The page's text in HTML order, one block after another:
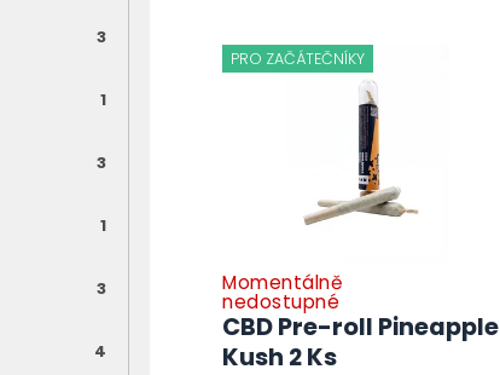
3
1
3
1
3
4
PRO ZAČÁTEČNÍKY
CBD Pre-roll Pineapple
Kush 2 Ks
Momentálně
nedostupné